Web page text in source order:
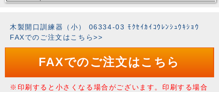
木製開口訓練器（小） 06334-03 ﾓｸｾｲｶｲｺｳﾚﾝｼｭｳｷｼｮｳ
FAXでのご注文はこちら>>
FAXでのご注文はこちら
※印刷すると小さくなる場合がございます。印刷する場合